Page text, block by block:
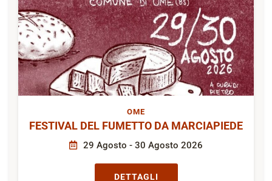
OME
FESTIVAL DEL FUMETTO DA MARCIAPIEDE
29 Agosto - 30 Agosto 2026
DETTAGLI